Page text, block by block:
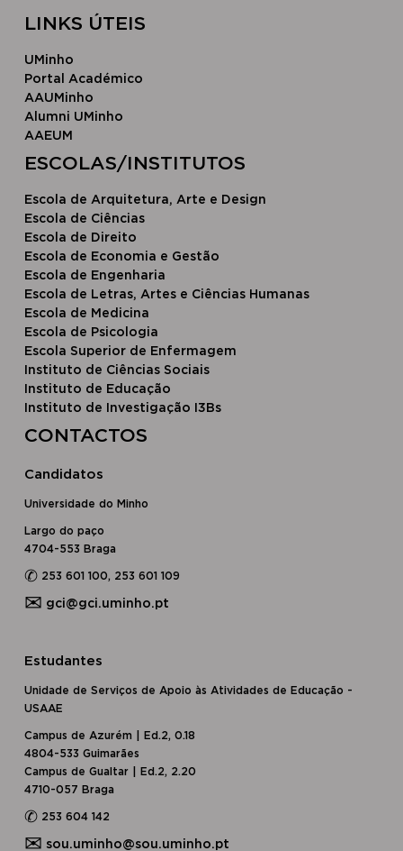
LINKS ÚTEIS
UMinho
Portal Académico
AAUMinho
Alumni UMinho
AAEUM
​ESCOLAS/INSTITUTOS​
Escola de Arquitetura, Arte e Design
Escola ​de Ciências
Escola d​e Direito
Escola de Economia e Gestão
Escola de Engenharia
Escola de Letras, Artes e Ciências Humanas
Escola de Medicina
Escola de Psicologia
Escola Superior de Enfermagem
Instituto de Ciências Sociais
Instituto de Educação
Instituto de Investigação I3Bs
CONTACTOS
Candidatos
Universidade do Minho
Largo do paço
4704-553 Braga
✆253 601 100, 253 601 109
✉ gci@gci.uminho.pt
Estudantes
Unidade de Serviços de Apoio às Atividades de Educação -
USAAE
Campus de Azurém | Ed.2, 0.18
4804-533 Guimarães
Campus de Gualtar | Ed.2, 2.20
4710-057 Braga
✆253 604 142
✉ sou.uminho@sou.uminho.pt